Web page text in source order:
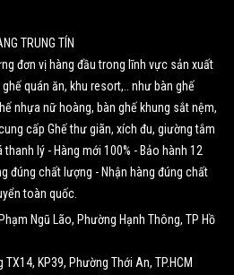
TRUNG TÍN
đơn vị hàng đầu trong lĩnh vực sản xuất
quán ăn, khu resort,.. như bàn ghế
nhựa nữ hoàng, bàn ghế khung sắt nệm,
cấp Ghế thư giãn, xích đu, giường tắm
lý - Hàng mới 100% - Bảo hành 12
đúng chất lượng - Nhận hàng đúng chất
toàn quốc.
Ngũ Lão, Phường Hạnh Thông, TP Hồ
KP39, Phường Thới An, TP.HCM